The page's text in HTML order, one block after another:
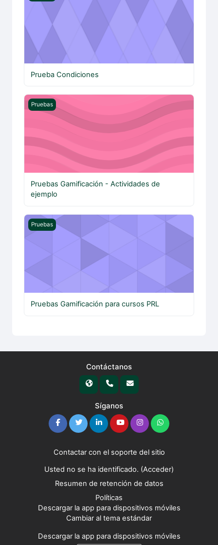
Prueba Condiciones
Pruebas Gamificación - Actividades de ejemplo
Pruebas
Pruebas Gamificación - Actividades de
ejemplo
Pruebas Gamificación para cursos PRL
Pruebas
Pruebas Gamificación para cursos PRL
Contáctanos
Síganos
Contactar con el soporte del sitio
Usted no se ha identificado. (Acceder)
Resumen de retención de datos
Políticas
Descargar la app para dispositivos móviles
Cambiar al tema estándar
Descargar la app para dispositivos móviles